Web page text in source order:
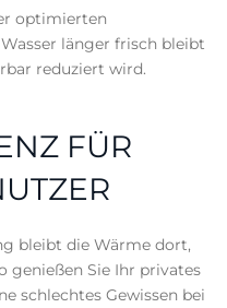
optimierten
länger frisch bleibt
reduziert wird.
FÜR
bleibt die Wärme dort,
genießen Sie Ihr privates
schlechtes Gewissen bei